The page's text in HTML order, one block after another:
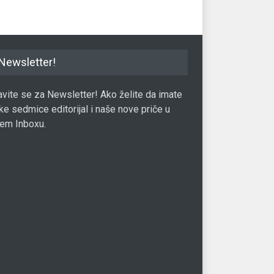
se za Newsletter! Ako želite da imate
sedmice editorijal i naše nove priče u
Inboxu.